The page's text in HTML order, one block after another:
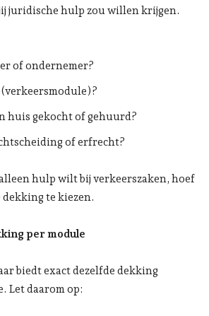
juridische hulp zou willen krijgen.
of ondernemer?
(verkeersmodule)?
huis gekocht of gehuurd?
of erfrecht?
hulp wilt bij verkeerszaken, hoef
dekking te kiezen.
per module
biedt exact dezelfde dekking
Let daarom op: